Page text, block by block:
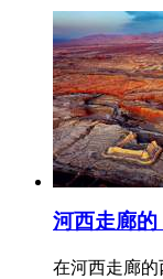
河西走廊的
在河西走廊